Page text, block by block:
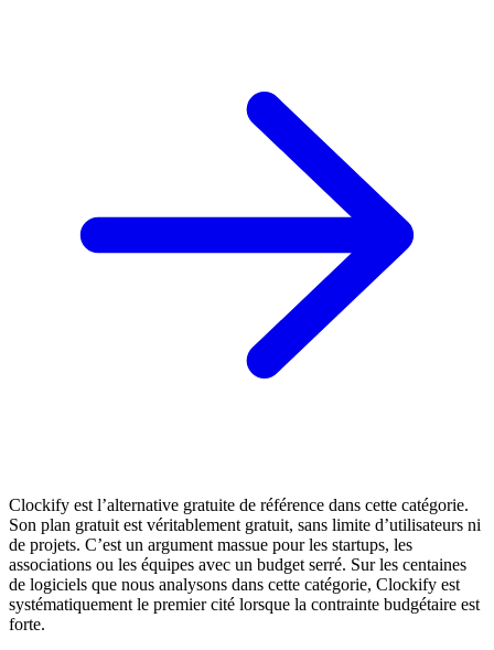
Clockify est l’alternative gratuite de référence dans cette catégorie.
Son plan gratuit est véritablement gratuit, sans limite d’utilisateurs ni
de projets. C’est un argument massue pour les startups, les
associations ou les équipes avec un budget serré. Sur les centaines
de logiciels que nous analysons dans cette catégorie, Clockify est
systématiquement le premier cité lorsque la contrainte budgétaire est
forte.